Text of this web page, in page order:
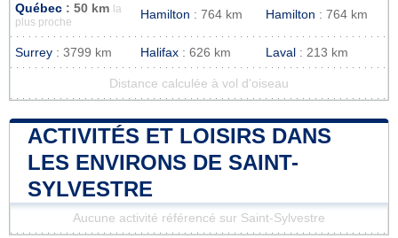
Québec : 50 km
la
plus proche
Hamilton : 764 km Hamilton : 764 km
Surrey : 3799 km Halifax : 626 km Laval : 213 km
Distance calculée à vol d'oiseau
ACTIVITÉS ET LOISIRS DANS
LES ENVIRONS DE SAINT-
SYLVESTRE
Aucune activité référencé sur Saint-Sylvestre